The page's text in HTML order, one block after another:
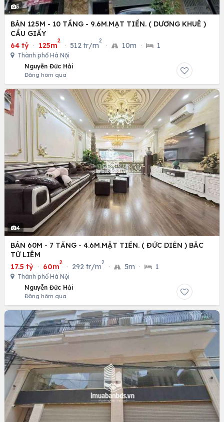
3
BÁN 125M - 10 TẦNG - 9.6M.MẠT TIỀN. ( DƯƠNG KHUÊ )
CẦU GIẤY
64 tỷ · 125m
2
· 512 tr/m
2
· 10m · 1
Thành phố Hà Nội
Nguyễn Đức Hải
Đăng hôm qua
4
BÁN 60M - 7 TẦNG - 4.6M.MẶT TIỀN. ( ĐỨC DIỄN ) BẮC
TỪ LIÊM
17.5 tỷ · 60m
2
· 292 tr/m
2
· 5m · 1
Thành phố Hà Nội
Nguyễn Đức Hải
Đăng hôm qua